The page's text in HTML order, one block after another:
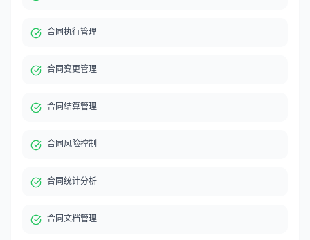
合同执行管理
合同变更管理
合同结算管理
合同风险控制
合同统计分析
合同文档管理